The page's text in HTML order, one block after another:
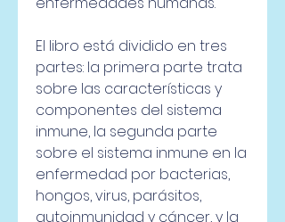
El libro está dividido en tres
partes: la primera parte trata
sobre las características y
componentes del sistema
inmune, la segunda parte
sobre el sistema inmune en la
enfermedad por bacterias,
hongos, virus, parásitos,
autoinmunidad y cáncer, y la